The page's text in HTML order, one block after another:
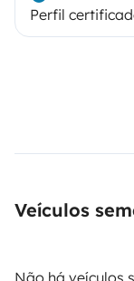
Perfil
Veículos
Não há veículos